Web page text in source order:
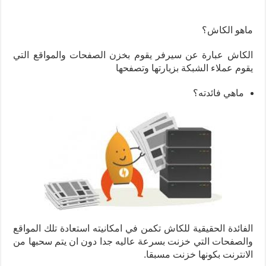
ماهو الكاش؟
الكاش عبارة عن سيرفر يقوم بخزن الصفحات والمواقع التي
يقوم عملاء الشبكة بزيارتها وتصفحها
ماهي فائدته؟
الفائدة الحقيقية للكاش تكمن في امكانيته استعادة تلك المواقع
والصفحات التي خزنت بسرعة عاليه جدا دون ان يتم سحبها من
الانترنت بكونها خزنت مسبقا.